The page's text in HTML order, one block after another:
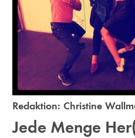
Redaktion:Christine
Jede Menge